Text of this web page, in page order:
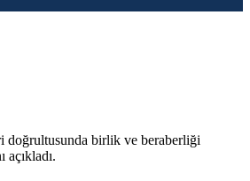
doğrultusunda birlik ve beraberliği